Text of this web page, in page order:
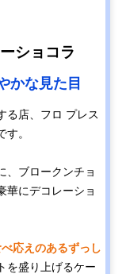
ショコラ
かな見た目
る店、フロ プレス
。
、ブロークンチョ
華にデコレーショ
応えのあるずっし
を盛り上げるケー